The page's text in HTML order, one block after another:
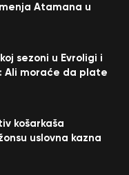
Atamana u
sezoni u Evroligi i
Ali moraće da plate
košarkaša
uslovna kazna